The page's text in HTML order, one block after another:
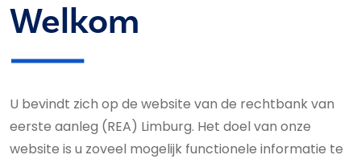
Welkom
U bevindt zich op de website van de rechtbank van
eerste aanleg (REA) Limburg. Het doel van onze
website is u zoveel mogelijk func­tionele informatie te